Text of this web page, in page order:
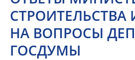
СТРОИТЕЛЬСТВА
НА ВОПРОСЫ
ГОСДУМЫ